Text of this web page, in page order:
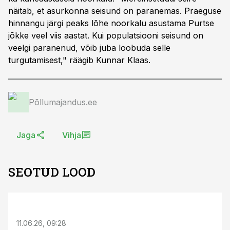
näitab, et asurkonna seisund on paranemas. Praeguse
hinnangu järgi peaks lõhe noorkalu asustama Purtse
jõkke veel viis aastat. Kui populatsiooni seisund on
veelgi paranenud, võib juba loobuda selle
turgutamisest," räägib Kunnar Klaas.
Põllumajandus.ee
Jaga Vihja
SEOTUD LOOD
11.06.26, 09:28